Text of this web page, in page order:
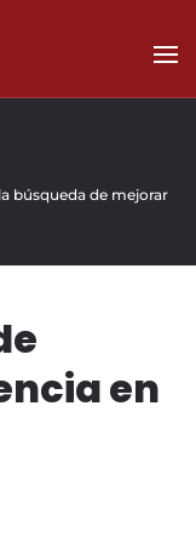
búsqueda de mejorar
en